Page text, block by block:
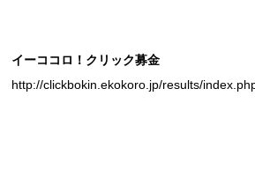
イーココロ！クリック募金
http://clickbokin.ekokoro.jp/results/